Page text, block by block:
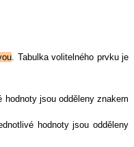
. Tabulka volitelného prvku je
jsou odděleny znakem
hodnoty jsou odděleny